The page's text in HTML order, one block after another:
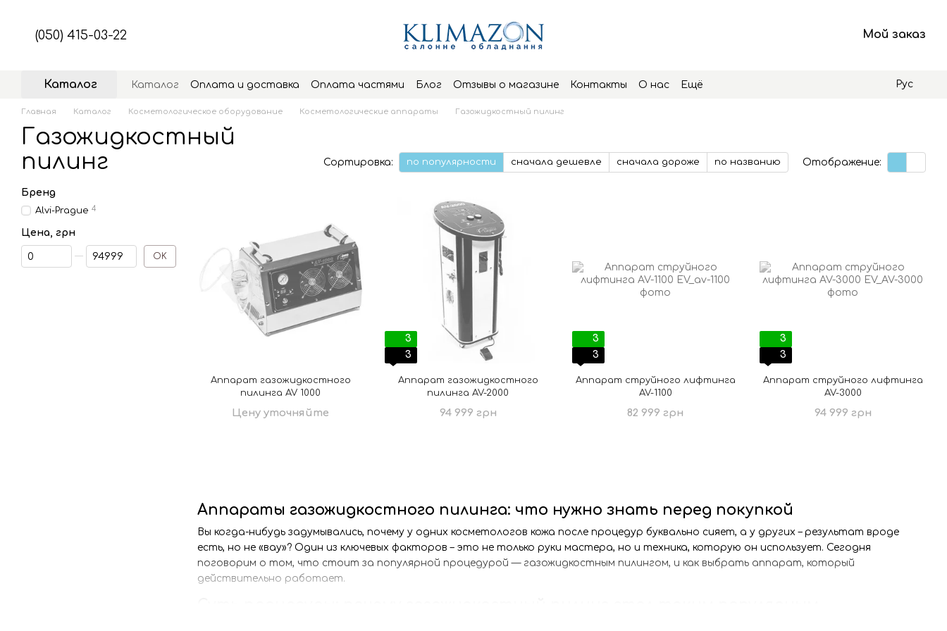
(050) 415-03-22 Мой заказ
Каталог Каталог Оплата и доставка Оплата частями Блог Отзывы о магазине Контакты О нас Ещё Рус
Главная Каталог Косметологическое оборудование Косметологические аппараты Газожидкостный пилинг
Газожидкостный
пилинг
Сортировка: по популярности сначала дешевле сначала дороже по названию Отображение:
Аппараты газожидкостного пилинга: что нужно знать перед покупкой
Вы когда-нибудь задумывались, почему у одних косметологов кожа после процедур буквально сияет, а у других – результат вроде
есть, но не «вау»? Один из ключевых факторов – это не только руки мастера, но и техника, которую он использует. Сегодня
поговорим о том, что стоит за популярной процедурой — газожидкостным пилингом, и как выбрать аппарат, который
действительно работает.
Аппарат газожидкостного
пилинга AV 1000
Цену уточняйте
3
3
Аппарат газожидкостного
пилинга AV-2000
94 999 грн
3
3
Аппарат струйного лифтинга
AV-1100
82 999 грн
3
3
Аппарат струйного лифтинга
AV-3000
94 999 грн
Бренд
Alvi-Prague 4
Цена, грн
От Цена, грн
До Цена, грн
OK